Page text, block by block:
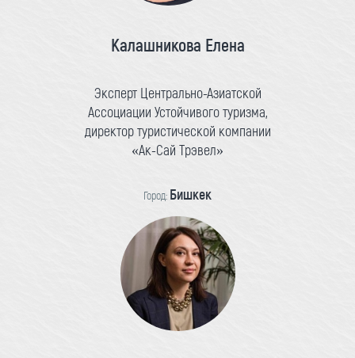
Калашникова Елена
Эксперт Центрально-Азиатской
Ассоциации Устойчивого туризма,
директор туристической компании
«Ак-Сай Трэвел»
Город: Бишкек